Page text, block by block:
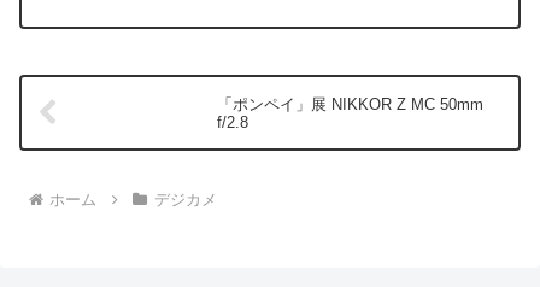
「ポンペイ」展 NIKKOR Z MC 50mm
f/2.8
ホーム デジカメ